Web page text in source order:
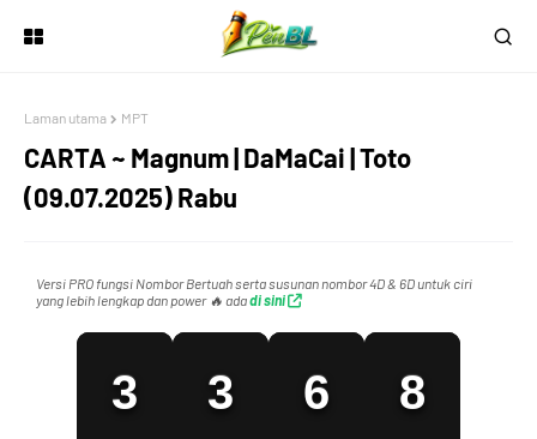
Laman utama MPT
CARTA ~ Magnum | DaMaCai | Toto
(09.07.2025) Rabu
Versi PRO fungsi Nombor Bertuah serta susunan nombor 4D & 6D untuk ciri
yang lebih lengkap dan power 🔥 adadi sini
1
2
3
0
1
2
3
3
4
5
6
6
7
8